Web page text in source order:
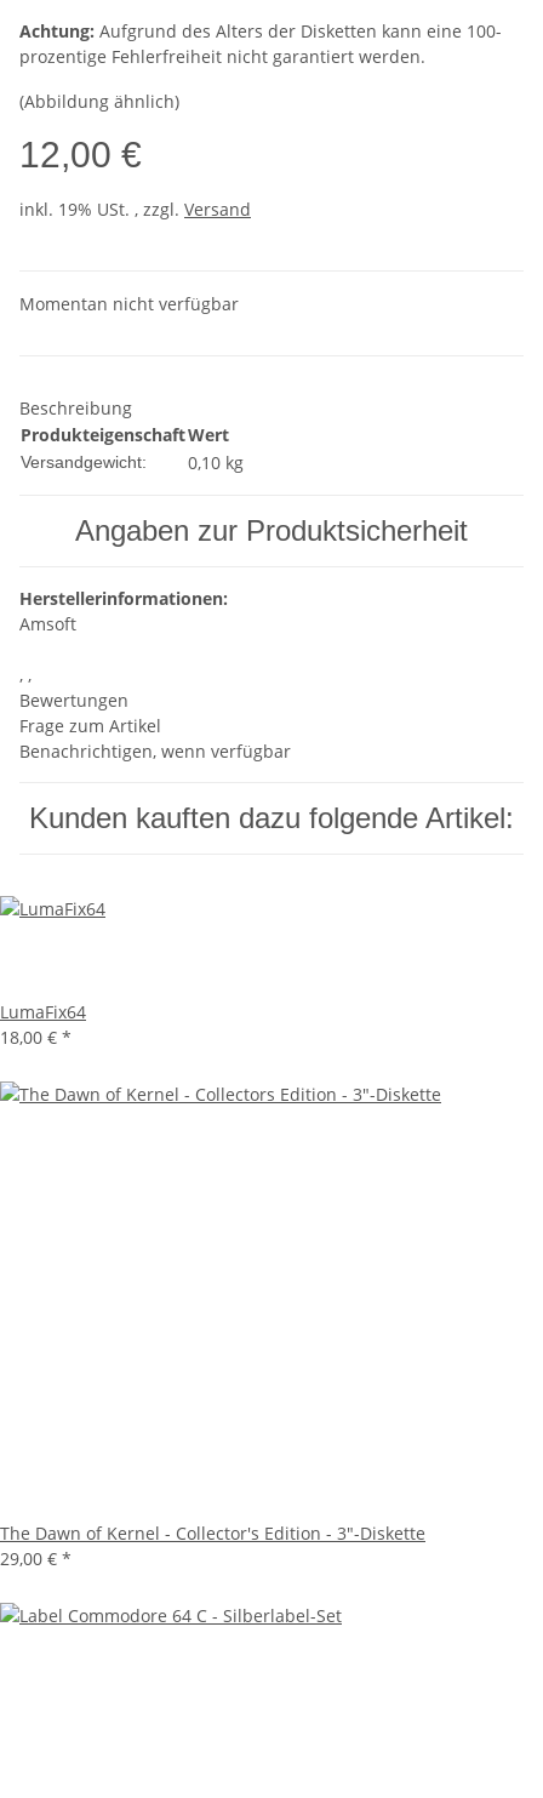
Achtung: Aufgrund des Alters der Disketten kann eine 100-
prozentige Fehlerfreiheit nicht garantiert werden.
(Abbildung ähnlich)
12,00 €
inkl. 19% USt. , zzgl. Versand
Momentan nicht verfügbar
Beschreibung
ProdukteigenschaftWert
Versandgewicht: 0,10 kg
Angaben zur Produktsicherheit
Herstellerinformationen:
Amsoft
, ,
Bewertungen
Frage zum Artikel
Benachrichtigen, wenn verfügbar
Kunden kauften dazu folgende Artikel:
LumaFix64
18,00 € *
The Dawn of Kernel - Collector's Edition - 3"-Diskette
29,00 € *